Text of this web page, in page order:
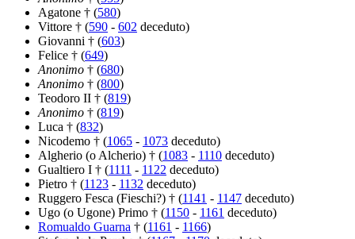
Agatone † (580)
Vittore † (590 - 602 deceduto)
Giovanni † (603)
Felice † (649)
Anonimo † (680)
Anonimo † (800)
Teodoro II † (819)
Anonimo † (819)
Luca † (832)
Nicodemo † (1065 - 1073 deceduto)
Algherio (o Alcherio) † (1083 - 1110 deceduto)
Gualtiero I † (1111 - 1122 deceduto)
Pietro † (1123 - 1132 deceduto)
Ruggero Fesca (Fieschi?) † (1141 - 1147 deceduto)
Ugo (o Ugone) Primo † (1150 - 1161 deceduto)
Romualdo Guarna † (1161 - 1166)